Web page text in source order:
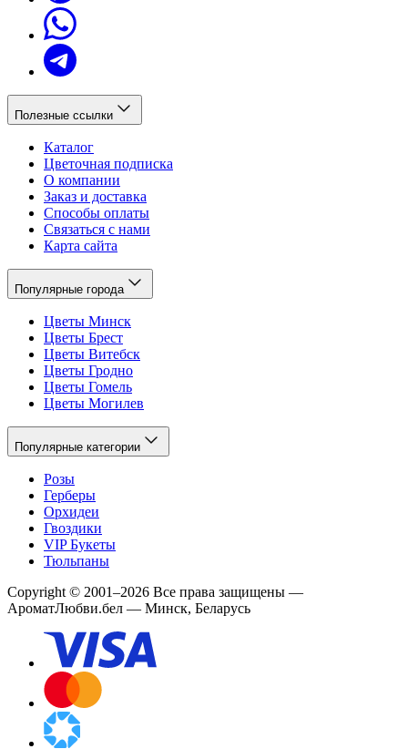
Полезные ссылки
Каталог
Цветочная подписка
О компании
Заказ и доставка
Способы оплаты
Связаться с нами
Карта сайта
Популярные города
Цветы Минск
Цветы Брест
Цветы Витебск
Цветы Гродно
Цветы Гомель
Цветы Могилев
Популярные категории
Розы
Герберы
Орхидеи
Гвоздики
VIP Букеты
Тюльпаны
Copyright © 2001–2026 Все права защищены —
АроматЛюбви.бел — Минск, Беларусь